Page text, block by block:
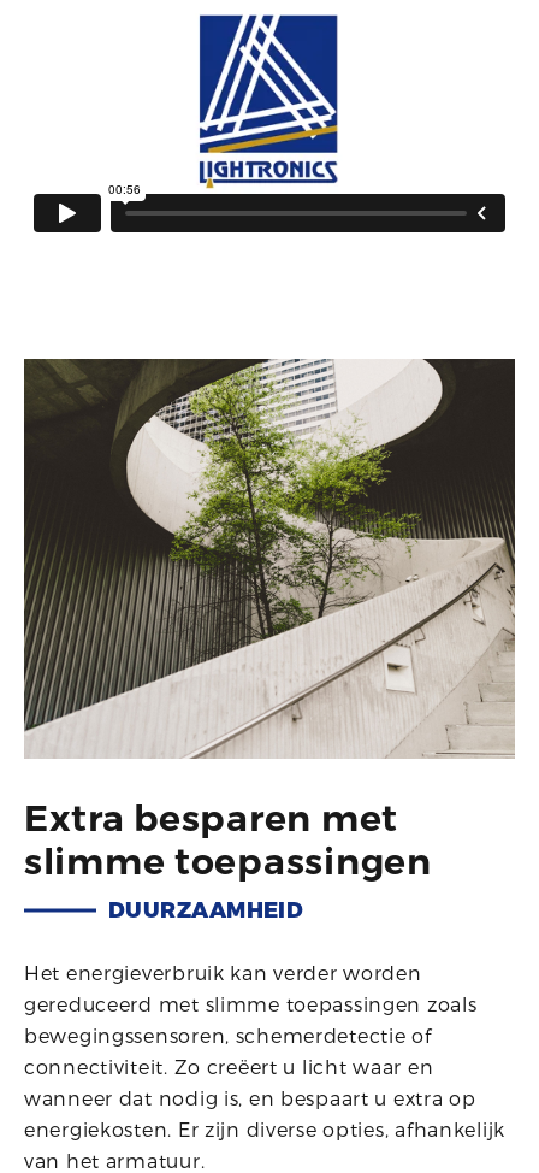
Extra besparen met
slimme toepassingen
DUURZAAMHEID
Het energieverbruik kan verder worden
gereduceerd met slimme toepassingen zoals
bewegingssensoren, schemerdetectie of
connectiviteit. Zo creëert u licht waar en
wanneer dat nodig is, en bespaart u extra op
energiekosten. Er zijn diverse opties, afhankelijk
van het armatuur.